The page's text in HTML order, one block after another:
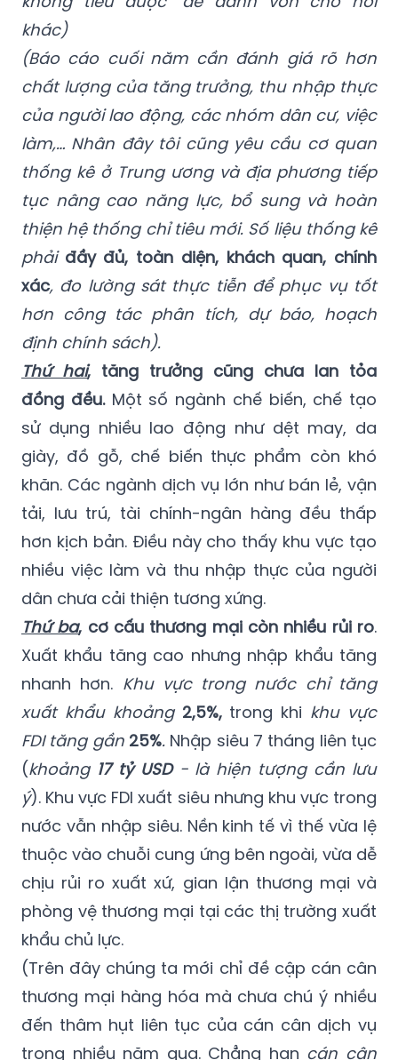
khác)
(Báo cáo cuối năm cần đánh giá rõ hơn
chất lượng của tăng trưởng, thu nhập thực
của người lao động, các nhóm dân cư, việc
làm,… Nhân đây tôi cũng yêu cầu cơ quan
thống kê ở Trung ương và địa phương tiếp
tục nâng cao năng lực, bổ sung và hoàn
thiện hệ thống chỉ tiêu mới. Số liệu thống kê
phải đầy đủ, toàn diện, khách quan, chính
xác, đo lường sát thực tiễn để phục vụ tốt
hơn công tác phân tích, dự báo, hoạch
định chính sách).
Thứ hai, tăng trưởng cũng chưa lan tỏa
đồng đều. Một số ngành chế biến, chế tạo
sử dụng nhiều lao động như dệt may, da
giày, đồ gỗ, chế biến thực phẩm còn khó
khăn. Các ngành dịch vụ lớn như bán lẻ, vận
tải, lưu trú, tài chính-ngân hàng đều thấp
hơn kịch bản. Điều này cho thấy khu vực tạo
nhiều việc làm và thu nhập thực của người
dân chưa cải thiện tương xứng.
Thứ ba, cơ cấu thương mại còn nhiều rủi ro.
Xuất khẩu tăng cao nhưng nhập khẩu tăng
nhanh hơn. Khu vực trong nước chỉ tăng
xuất khẩu khoảng 2,5%,trong khi khu vực
FDI tăng gần 25%. Nhập siêu 7 tháng liên tục
(khoảng 17 tỷ USD- là hiện tượng cần lưu
ý). Khu vực FDI xuất siêu nhưng khu vực trong
nước vẫn nhập siêu. Nền kinh tế vì thế vừa lệ
thuộc vào chuỗi cung ứng bên ngoài, vừa dễ
chịu rủi ro xuất xứ, gian lận thương mại và
phòng vệ thương mại tại các thị trường xuất
khẩu chủ lực.
(Trên đây chúng ta mới chỉ đề cập cán cân
thương mại hàng hóa mà chưa chú ý nhiều
đến thâm hụt liên tục của cán cân dịch vụ
trong nhiều năm qua. Chẳng hạn cán cân